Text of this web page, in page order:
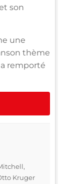
son
une
thème
a remporté
Kruger